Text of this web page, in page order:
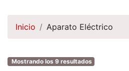
Inicio Aparato Eléctrico
Mostrando los 9 resultados